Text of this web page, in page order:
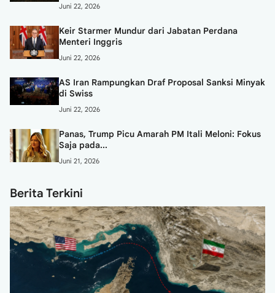
Juni 22, 2026
Keir Starmer Mundur dari Jabatan Perdana
Menteri Inggris
Juni 22, 2026
AS Iran Rampungkan Draf Proposal Sanksi Minyak
di Swiss
Juni 22, 2026
Panas, Trump Picu Amarah PM Itali Meloni: Fokus
Saja pada...
Juni 21, 2026
Berita Terkini